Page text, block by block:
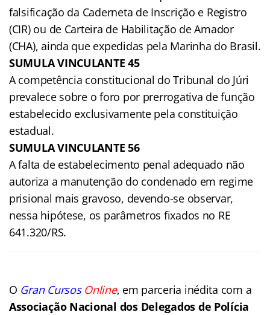
falsificação da Caderneta de Inscrição e Registro
(CIR) ou de Carteira de Habilitação de Amador
(CHA), ainda que expedidas pela Marinha do Brasil.
SUMULA VINCULANTE 45
A competência constitucional do Tribunal do Júri
prevalece sobre o foro por prerrogativa de função
estabelecido exclusivamente pela constituição
estadual.
SUMULA VINCULANTE 56
A falta de estabelecimento penal adequado não
autoriza a manutenção do condenado em regime
prisional mais gravoso, devendo-se observar,
nessa hipótese, os parâmetros fixados no RE
641.320/RS.
O Gran Cursos Online, em parceria inédita com a
Associação Nacional dos Delegados de Polícia